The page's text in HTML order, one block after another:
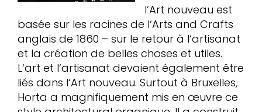
l‘Art nouveau est
basée sur les racines de l‘Arts and Crafts
anglais de 1860 – sur le retour à l‘artisanat
et la création de belles choses et utiles.
L‘art et l‘artisanat devaient également être
liés dans l‘Art nouveau. Surtout à Bruxelles,
Horta a magnifiquement mis en œuvre ce